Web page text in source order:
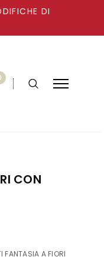
DI
CON
FANTASIA A FIORI